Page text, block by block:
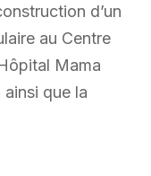
d’un
au Centre
Mama
que la